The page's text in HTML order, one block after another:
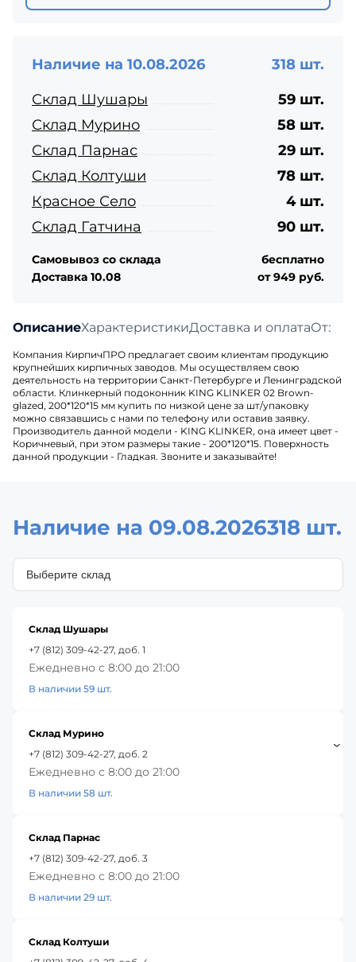
ОписаниеХарактеристикиДоставка и оплата
Компания КирпичПРО предлагает своим клиентам продукцию
крупнейших кирпичных заводов. Мы осуществляем свою
деятельность на территории Санкт-Петербурге и Ленинградской
области. Клинкерный подоконник KING KLINKER 02 Brown-
glazed, 200*120*15 мм купить по низкой цене за шт/упаковку
можно связавшись с нами по телефону или оставив заявку.
Производитель данной модели - KING KLINKER, она имеет цвет -
Коричневый, при этом размеры такие - 200*120*15. Поверхность
данной продукции - Гладкая. Звоните и заказывайте!
Наличие на 10.08.2026
318 шт.
Склад Шушары
59 шт.
Склад Мурино
58 шт.
Склад Парнас
29 шт.
Склад Колтуши
78 шт.
Красное Село
4 шт.
Склад Гатчина
90 шт.
Самовывоз со склада
бесплатно
Доставка 10.08
от 949 руб.
Наличие на 09.08.2026318 шт.
Склад Шушары
+7 (812) 309-42-27, доб. 1
Ежедневно с 8:00 до 21:00
В наличии 59 шт.
Склад Мурино
+7 (812) 309-42-27, доб. 2
Ежедневно с 8:00 до 21:00
В наличии 58 шт.
Склад Парнас
+7 (812) 309-42-27, доб. 3
Ежедневно с 8:00 до 21:00
В наличии 29 шт.
Склад Колтуши